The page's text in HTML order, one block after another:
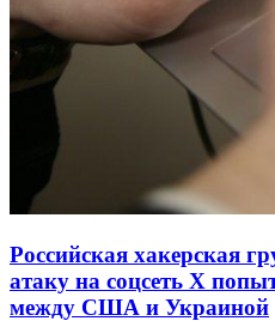
Российская хакерская
атаку на соцсеть Х
между США и Украиной